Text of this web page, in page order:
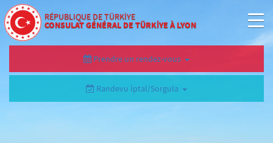
RÉPUBLIQUE DE TÜRKİYE
CONSULAT GÉNÉRAL DE TÜRKİYE À LYON
Prendre un rendez-vous
Randevu İptal/Sorgula